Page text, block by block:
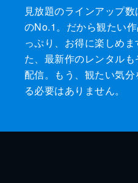
見放題のラインアップ
のNo.1。だから観たい
っぷり、お得に楽しめま
た、最新作のレンタルも
配信。もう、観たい気分
る必要はありません。